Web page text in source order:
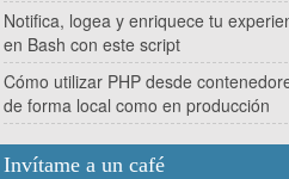
Notifica, logea y enriquece tu
en Bash con este script
Cómo utilizar PHP desde
de forma local como en producción
Invítame a un café